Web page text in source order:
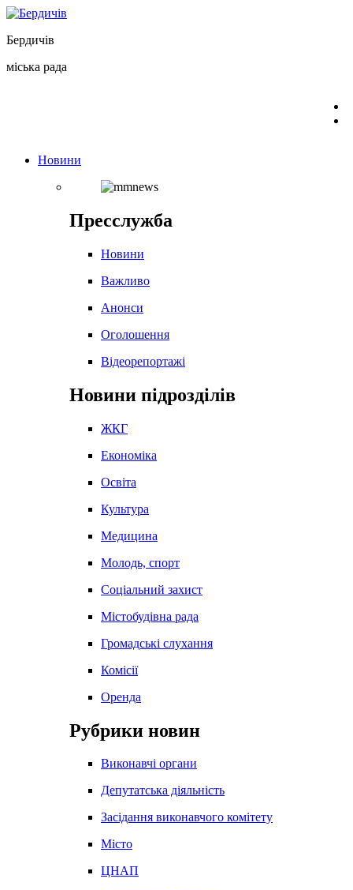
Перейти
вмісту
Бердичів
міська рада
Новини
Пресслужба
Новини
Важливо
Анонси
Оголошення
Відеорепортажі
Новини підрозділів
ЖКГ
Економіка
Освіта
Культура
Медицина
Молодь, спорт
Соціальний захист
Містобудівна рада
Громадські слухання
Комісії
Оренда
Рубрики новин
Виконавчі органи
Депутатська діяльність
Засідання виконавчого комітету
Місто
ЦНАП